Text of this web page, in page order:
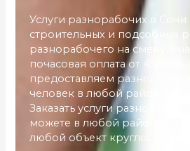
Услуги разнорабочих в
строительных и подсобных
разнорабочего на смену 8
почасовая оплата от 450руб
предоставляем
человек в любой район
Заказать услуги
можете в любой район
любой объект круглосуточно.